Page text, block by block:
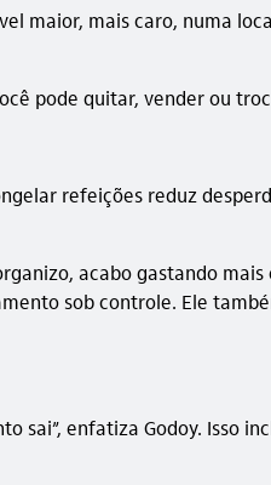
maior, mais caro, numa
pode quitar, vender ou
refeições reduz
acabo gastando
sob controle. Ele
sai”, enfatiza Godoy. Isso